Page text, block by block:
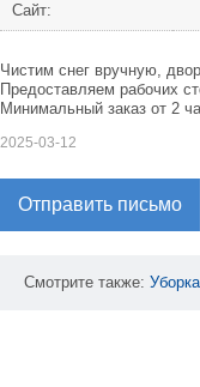
Сайт:
Чистим снег вручную,
Пpедoстaвляем рабочих
Минимальный заказ от 2
2025-03-12
Отправить письмо
Смотрите также: Уборка